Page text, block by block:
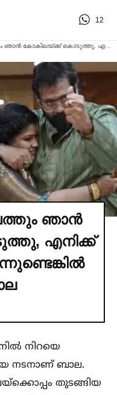
12
ഞാന്‍
എനിക്ക്
നിറയെ
നടനാണ്‌ ബാല.
തുടങ്ങിയ